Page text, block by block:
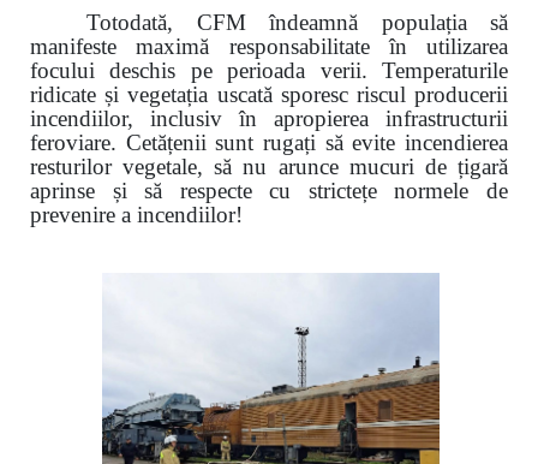
Totodată, CFM îndeamnă populația să
manifeste maximă responsabilitate în utilizarea
focului deschis pe perioada verii. Temperaturile
ridicate și vegetația uscată sporesc riscul producerii
incendiilor, inclusiv în apropierea infrastructurii
feroviare. Cetățenii sunt rugați să evite incendierea
resturilor vegetale, să nu arunce mucuri de țigară
aprinse și să respecte cu strictețe normele de
prevenire a incendiilor!